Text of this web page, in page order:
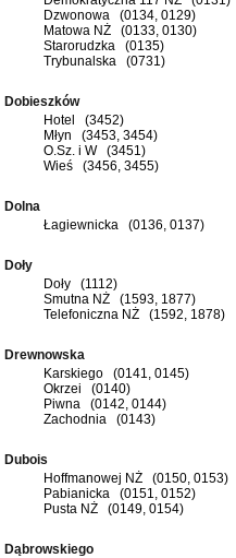
Dzwonowa (0134, 0129)
Matowa NŻ (0133, 0130)
Starorudzka (0135)
Trybunalska (0731)
Dobieszków
Hotel (3452)
Młyn (3453, 3454)
O.Sz. i W (3451)
Wieś (3456, 3455)
Dolna
Łagiewnicka (0136, 0137)
Doły
Doły (1112)
Smutna NŻ (1593, 1877)
Telefoniczna NŻ (1592, 1878)
Drewnowska
Karskiego (0141, 0145)
Okrzei (0140)
Piwna (0142, 0144)
Zachodnia (0143)
Dubois
Hoffmanowej NŻ (0150, 0153)
Pabianicka (0151, 0152)
Pusta NŻ (0149, 0154)
Dąbrowskiego